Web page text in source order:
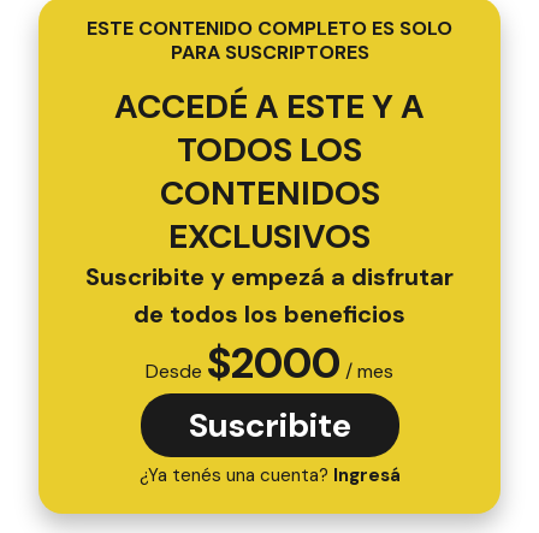
ESTE CONTENIDO COMPLETO ES SOLO
PARA SUSCRIPTORES
ACCEDÉ A ESTE Y A
TODOS LOS
CONTENIDOS
EXCLUSIVOS
Suscribite y empezá a disfrutar
de todos los beneficios
Desde $2000 / mes
Suscribite
¿Ya tenés una cuenta? Ingresá